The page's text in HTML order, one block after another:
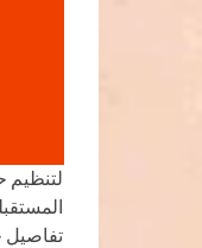
لتنظيم
تفاصيل